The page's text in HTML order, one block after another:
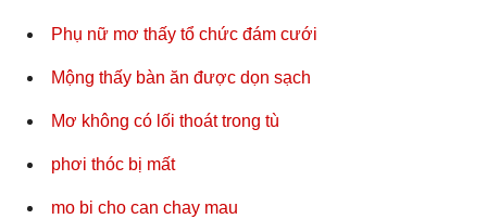
Phụ nữ mơ thấy tổ chức đám cưới
Mộng thấy bàn ăn được dọn sạch
Mơ không có lối thoát trong tù
phơi thóc bị mất
mo bi cho can chay mau